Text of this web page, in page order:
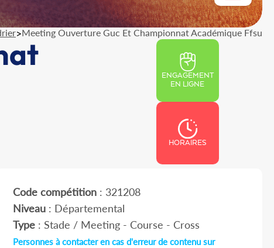
>Meeting Ouverture Guc Et Championnat Académique Ffsu
ENGAGEMENT
EN LIGNE
HORAIRES
Code compétition: 321208
Niveau: Départemental
Type: Stade / Meeting - Course - Cross
Personnes à contacter en cas d'erreur de contenu sur